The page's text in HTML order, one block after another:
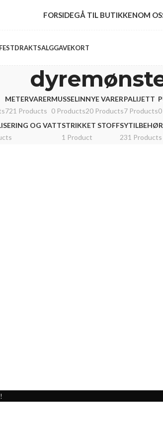
FORSIDEGÅ TIL BUTIKKENOM
SALGGAVEKORT
METERVARER
721 Products
MUSSELIN
0 Products
NYE VARER
20 Products
PALIJETT
7 Products
OG VATTSTRIKKET STOFF
1 Product
SYTILBEHØR
231 Products